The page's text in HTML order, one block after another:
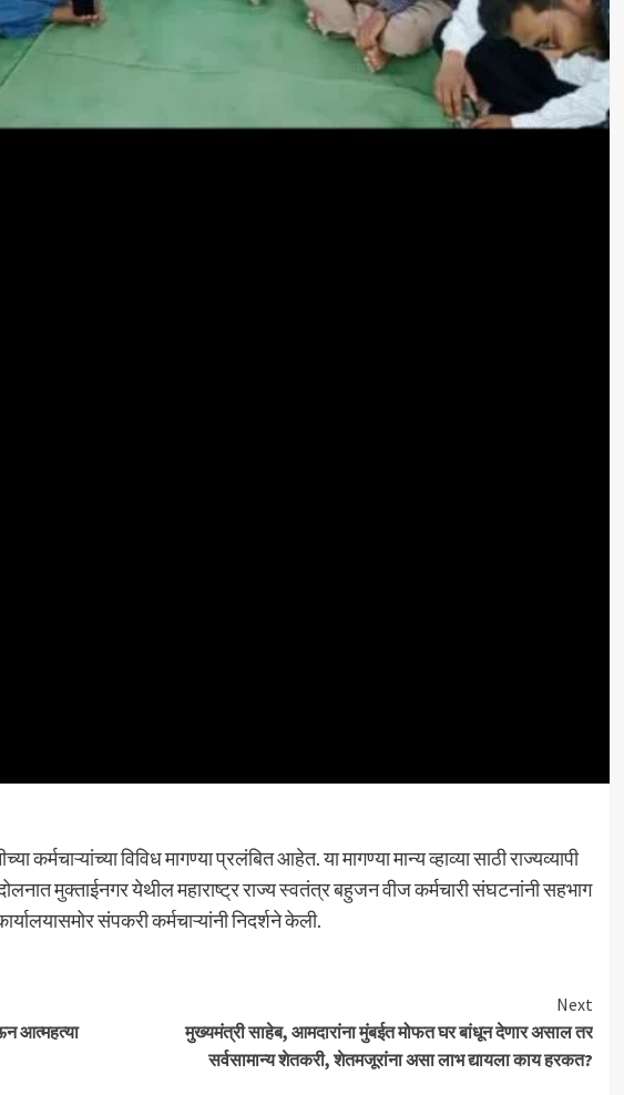
विविध मागण्या प्रलंबित आहेत. या मागण्या मान्य व्हाव्या साठी राज्यव्यापी
मुक्ताईनगर येथील महाराष्ट्र राज्य स्वतंत्र बहुजन वीज कर्मचारी संघटनांनी सहभाग
संपकरी कर्मचाऱ्यांनी निदर्शने केली.
आत्महत्या
Next
मुख्यमंत्री साहेब, आमदारांना मुंबईत मोफत घर बांधून देणार असाल तर
सर्वसामान्य शेतकरी, शेतमजूरांना असा लाभ द्यायला काय हरकत?